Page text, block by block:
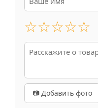
☆☆☆☆☆
📷 Добавить фото